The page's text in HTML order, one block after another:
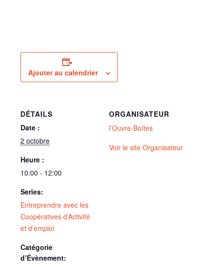
Ajouter au calendrier
DÉTAILS
Date :
2 octobre
Heure :
10:00 - 12:00
Series:
Entreprendre avec les
Coopératives d’Activité
et d’emploi
Catégorie
d’Évènement:
ORGANISATEUR
l’Ouvre-Boîtes
Voir le site Organisateur